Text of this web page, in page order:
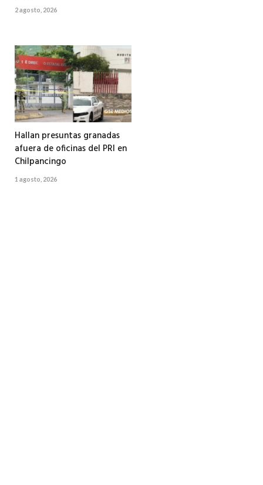
2 agosto, 2026
Hallan presuntas granadas
afuera de oficinas del PRI en
Chilpancingo
1 agosto, 2026